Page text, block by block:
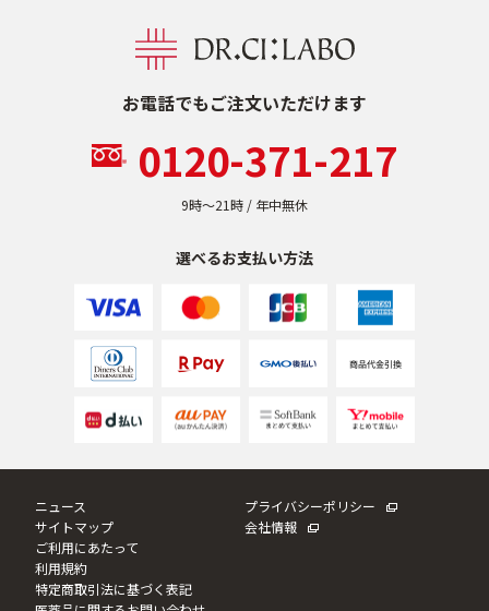
お悩みから探す
くすみ
毛穴・キメ
敏感・肌あれ 日焼け
トライアルキット
お電話でもご注文いただけます
0120-371-217
9時〜21時 / 年中無休
選べるお支払い方法
ニュース
サイトマップ
ご利用にあたって
利用規約
特定商取引法に基づく表記
プライバシーポリシー
会社情報